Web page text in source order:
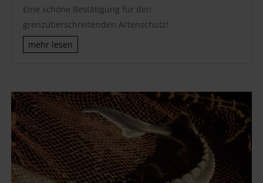
Eine schöne Bestätigung für den
grenzüberschreitenden Artenschutz!
mehr lesen